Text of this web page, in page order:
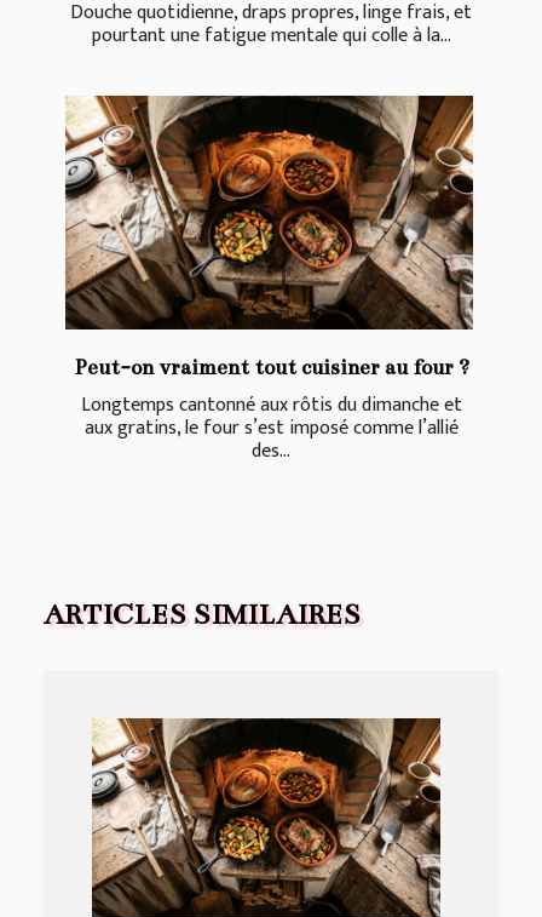
Douche quotidienne, draps propres, linge frais, et
pourtant une fatigue mentale qui colle à la...
Peut-on vraiment tout cuisiner au four ?
Longtemps cantonné aux rôtis du dimanche et
aux gratins, le four s’est imposé comme l’allié
des...
ARTICLES SIMILAIRES